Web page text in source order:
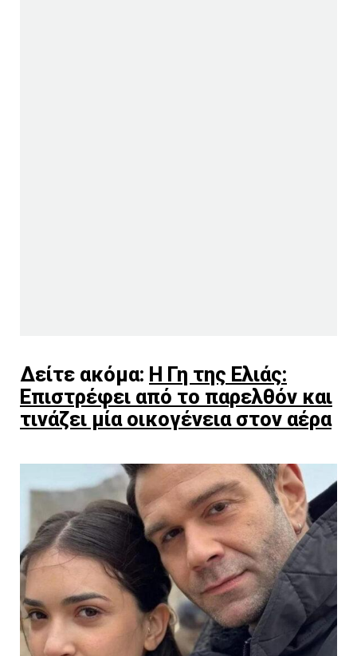
Δείτε ακόμα: Η Γη της Ελιάς:
Επιστρέφει από το παρελθόν και
τινάζει μία οικογένεια στον αέρα